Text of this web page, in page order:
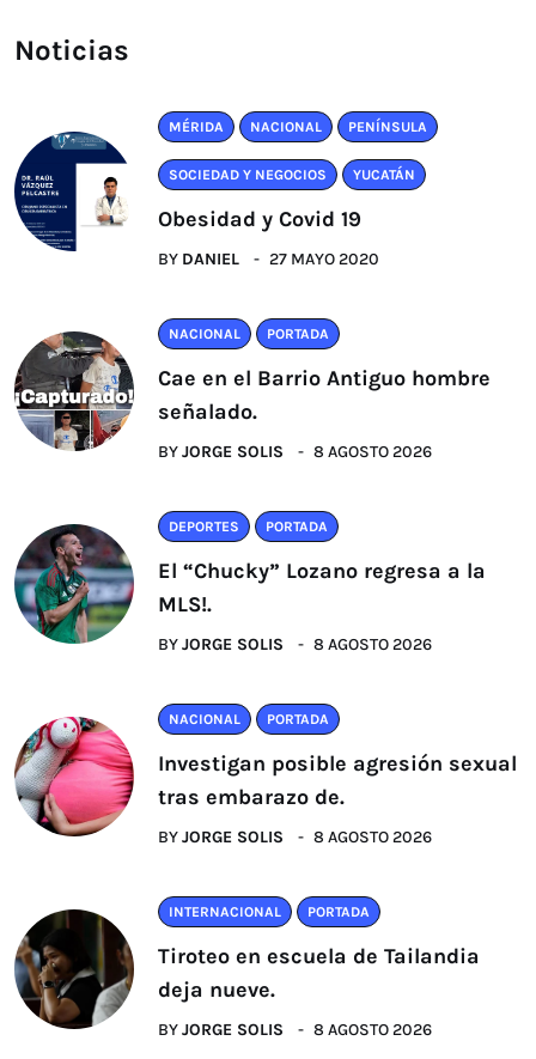
Noticias
MÉRIDA NACIONAL PENÍNSULA
SOCIEDAD Y NEGOCIOS YUCATÁN
Obesidad y Covid 19
BY DANIEL 27 MAYO 2020
NACIONAL PORTADA
Cae en el Barrio Antiguo hombre
señalado.
BYJORGE SOLIS 8 AGOSTO 2026
DEPORTES PORTADA
El “Chucky” Lozano regresa a la
MLS!.
BYJORGE SOLIS 8 AGOSTO 2026
NACIONAL PORTADA
Investigan posible agresión sexual
tras embarazo de.
BYJORGE SOLIS 8 AGOSTO 2026
INTERNACIONAL PORTADA
Tiroteo en escuela de Tailandia
deja nueve.
BYJORGE SOLIS 8 AGOSTO 2026